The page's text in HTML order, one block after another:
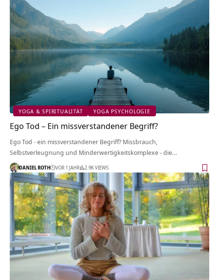
YOGA & SPIRITUALITÄT YOGA PSYCHOLOGIE
Ego Tod – Ein missverstandener Begriff?
Ego Tod - ein missverstandener Begriff? Missbrauch,
Selbstverleugnung und Minderwertigkeitskomplexe - die…
DANIEL ROTH VOR 1 JAHR 2.9K VIEWS